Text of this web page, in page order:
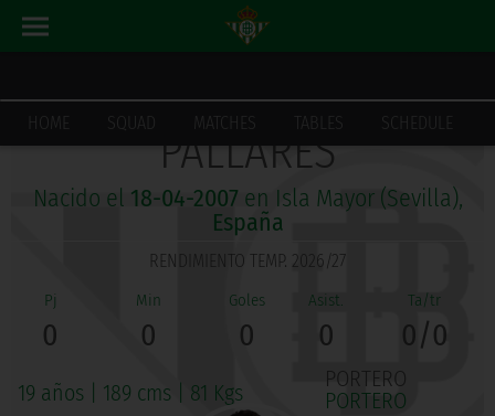
HOME SQUAD MATCHES TABLES SCHEDULE
MANUEL GONZÁLEZ
PALLARÉS
Nacido el 18-04-2007 en Isla Mayor (Sevilla),
España
RENDIMIENTO TEMP. 2026/27
0 0 0 0 0/0
19 años 189 cms 81 Kgs
PORTERO
PORTERO